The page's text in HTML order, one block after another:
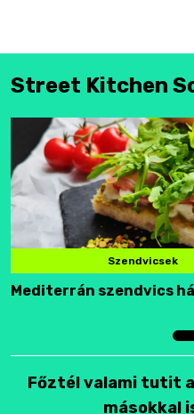
Street Kitchen
Szendvicsek
Mediterrán szendvics
Főztél valami tutit
másokkal